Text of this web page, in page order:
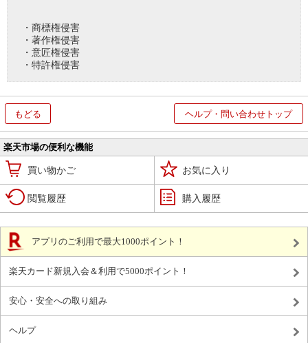
・商標権侵害
・著作権侵害
・意匠権侵害
・特許権侵害
もどる ヘルプ・問い合わせトップ
楽天市場の便利な機能
買い物かご お気に入り
閲覧履歴 購入履歴
アプリのご利用で最大1000ポイント！
楽天カード新規入会＆利用で5000ポイント！
安心・安全への取り組み
ヘルプ